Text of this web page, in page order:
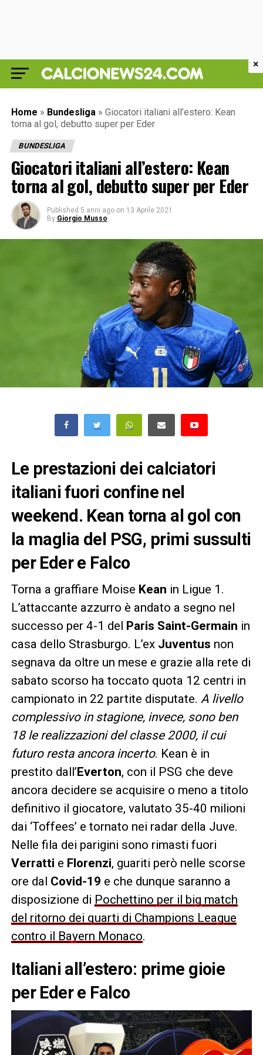
Home » Bundesliga » Giocatori italiani all’estero: Kean
torna al gol, debutto super per Eder
BUNDESLIGA
Giocatori italiani all’estero: Kean
torna al gol, debutto super per Eder
Published 5 anni ago on 13 Aprile 2021
By Giorgio Musso
Le prestazioni dei calciatori
italiani fuori confine nel
weekend. Kean torna al gol con
la maglia del PSG, primi sussulti
per Eder e Falco
Torna a graffiare Moise Kean in Ligue 1.
L’attaccante azzurro è andato a segno nel
successo per 4-1 del
Paris Saint-Germain in
casa dello Strasburgo. L’ex Juventus non
segnava da oltre un mese e grazie alla rete di
sabato scorso ha toccato quota 12 centri in
campionato in 22 partite disputate. A livello
complessivo in stagione, invece, sono ben
18 le realizzazioni del classe 2000, il cui
futuro resta ancora incerto. Kean è in
prestito dall’ Everton, con il PSG che deve
ancora decidere se acquisire o meno a titolo
definitivo il giocatore, valutato 35-40 milioni
dai ‘Toffees’ e tornato nei radar della Juve.
Nelle fila dei parigini sono rimasti fuori
Verratti e Florenzi, guariti però nelle scorse
ore dal Covid-19 e che dunque saranno a
disposizione di Pochettino per il big match
del ritorno dei quarti di Champions League
contro il Bayern Monaco.
Italiani all’estero: prime gioie
per Eder e Falco
×